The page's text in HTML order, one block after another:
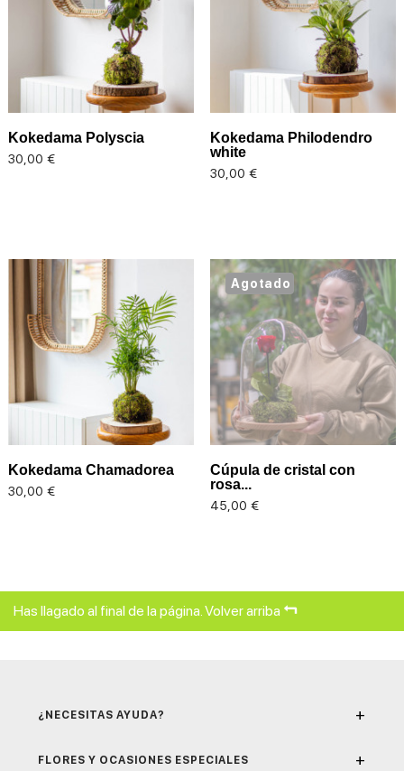
Kokedama Polyscia
Precio
30,00 €
Kokedama Philodendro
white
Precio
30,00 €
Kokedama Chamadorea
Precio
30,00 €
Agotado
Cúpula de cristal con
rosa...
Precio
45,00 €
Has llagado al final de la página.Volver arriba
¿NECESITAS AYUDA? +
FLORES Y OCASIONES ESPECIALES +